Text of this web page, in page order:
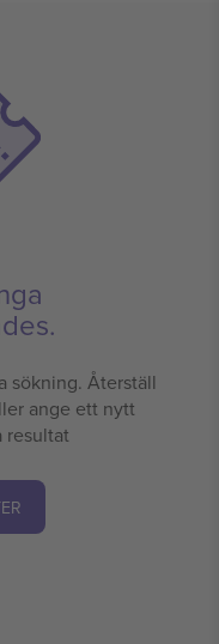
sökning. Återställ
ange ett nytt
resultat